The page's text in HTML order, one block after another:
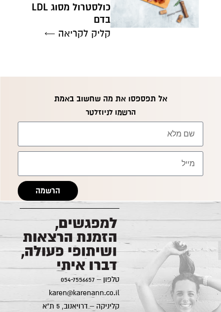
הודעה ישירה לקליניקה של קרן אן בוואטסאפ
כולסטרול מסוג LDL
בדם
קליק לקריאה ←
אל תפספסו את מה שחשוב באמת
הרשמו לניוזלטר
הרשמה
טלפון –054-7556657
karen@karenann.co.il
קליניקה – דרויאנוב, 5 ת"א